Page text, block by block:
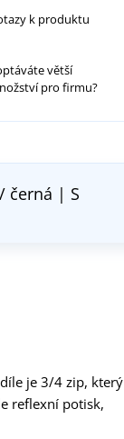
k produktu
větší
pro firmu?
černá | S
je 3/4 zip, který
reflexní potisk,